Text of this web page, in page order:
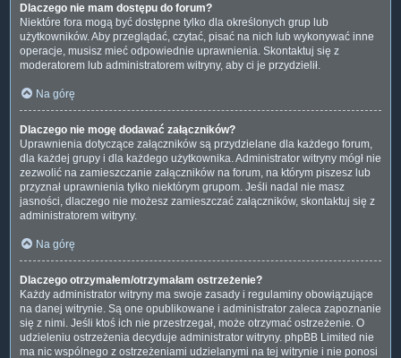
Dlaczego nie mam dostępu do forum?
Niektóre fora mogą być dostępne tylko dla określonych grup lub
użytkowników. Aby przeglądać, czytać, pisać na nich lub wykonywać inne
operacje, musisz mieć odpowiednie uprawnienia. Skontaktuj się z
moderatorem lub administratorem witryny, aby ci je przydzielił.
Na górę
Dlaczego nie mogę dodawać załączników?
Uprawnienia dotyczące załączników są przydzielane dla każdego forum,
dla każdej grupy i dla każdego użytkownika. Administrator witryny mógł nie
zezwolić na zamieszczanie załączników na forum, na którym piszesz lub
przyznał uprawnienia tylko niektórym grupom. Jeśli nadal nie masz
jasności, dlaczego nie możesz zamieszczać załączników, skontaktuj się z
administratorem witryny.
Na górę
Dlaczego otrzymałem/otrzymałam ostrzeżenie?
Każdy administrator witryny ma swoje zasady i regulaminy obowiązujące
na danej witrynie. Są one opublikowane i administrator zaleca zapoznanie
się z nimi. Jeśli ktoś ich nie przestrzegał, może otrzymać ostrzeżenie. O
udzieleniu ostrzeżenia decyduje administrator witryny. phpBB Limited nie
ma nic wspólnego z ostrzeżeniami udzielanymi na tej witrynie i nie ponosi